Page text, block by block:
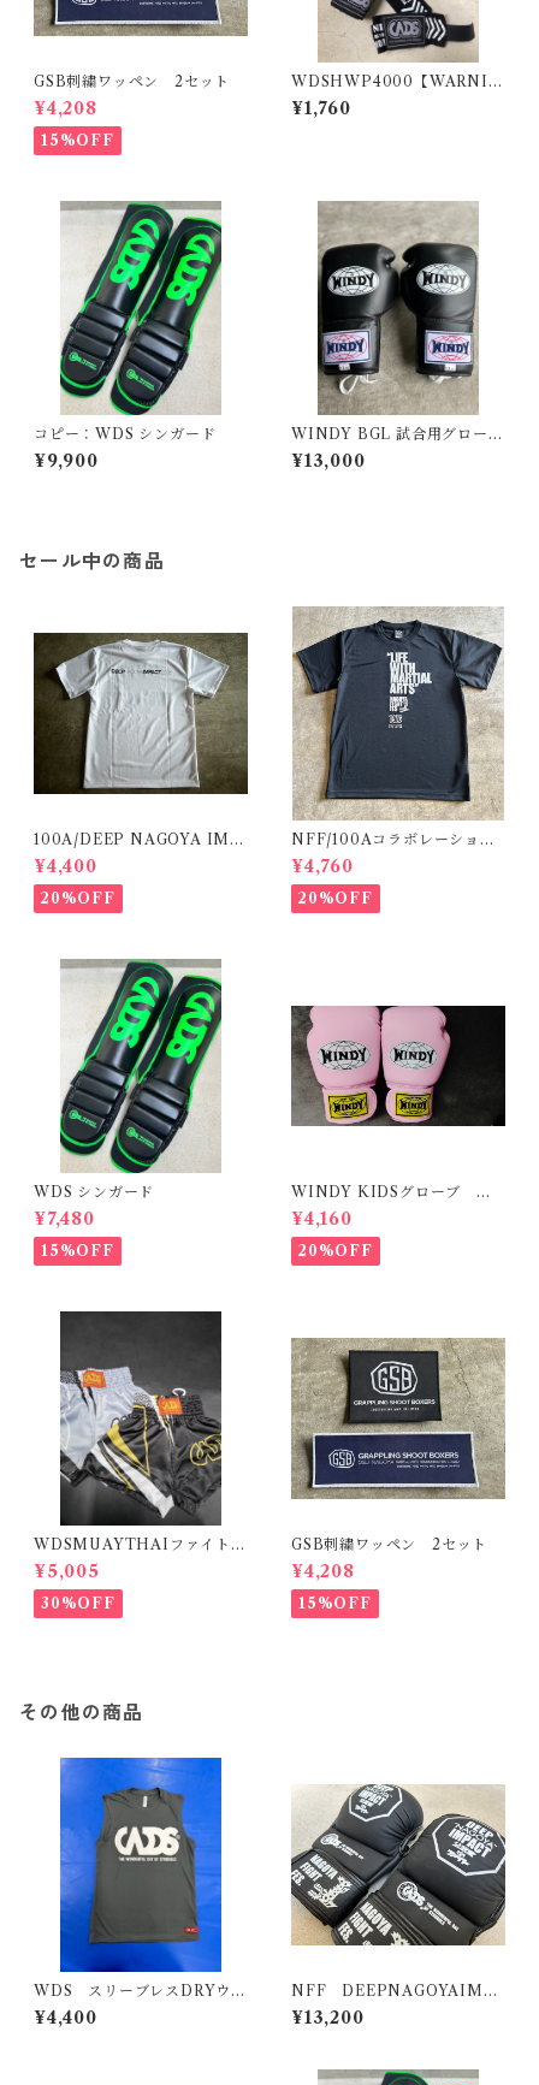
GSB刺繍ワッペン 2セット
¥4,208
15%OFF
WDSHWP4000【WARNIN
G.】
¥1,760
コピー：WDS シンガード
¥9,900
WINDY BGL 試合用グローブ
12oz
¥13,000
セール中の商品
100A/DEEP NAGOYA IMP
ACT DRYT
¥4,400
20%OFF
NFF/100Aコラボレーション
T
¥4,760
20%OFF
WDS シンガード
¥7,480
15%OFF
WINDY KIDSグローブ M
サイズ ピンク
¥4,160
20%OFF
WDSMUAYTHAIファイトシ
ョーツ２
¥5,005
30%OFF
GSB刺繍ワッペン 2セット
¥4,208
15%OFF
その他の商品
WDS スリーブレスDRYウェ
ア2024 type2
¥4,400
NFF DEEPNAGOYAIMP
ACT公武堂ファイト公式
グラップリンググローブ
¥13,200